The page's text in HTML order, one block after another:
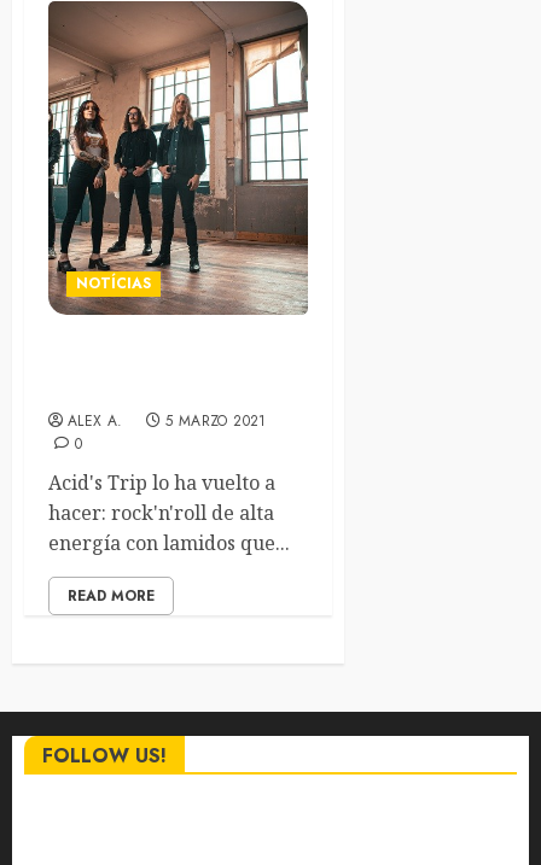
NOTÍCIAS
ALEX A.
5 MARZO 2021
0
Acid's Trip lo ha vuelto a
hacer: rock'n'roll de alta
energía con lamidos que...
READ MORE
FOLLOW US!